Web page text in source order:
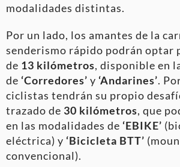
modalidades distintas.
Por un lado, los amantes de la
senderismo rápido podrán optar
de 13 kilómetros, disponible en
de ‘Corredores’ y ‘Andarines’.
ciclistas tendrán su propio
trazado de 30 kilómetros, que
en las modalidades de ‘EBIKE’
eléctrica) y ‘Bicicleta BTT’
convencional).